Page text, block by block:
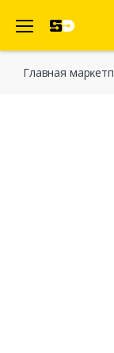
Главная